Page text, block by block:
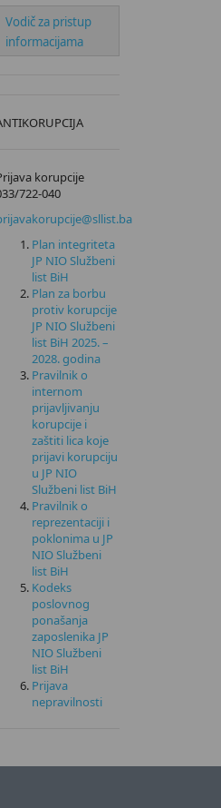
Vodič za pristup
informacijama
korupcije
722-040
Plan integriteta
JP NIO Službeni
list BiH
Plan za borbu
protiv korupcije
JP NIO Službeni
list BiH 2025. –
2028. godina
Pravilnik o
internom
prijavljivanju
korupcije i
zaštiti lica koje
prijavi korupciju
u JP NIO
Službeni list BiH
Pravilnik o
reprezentaciji i
poklonima u JP
NIO Službeni
list BiH
Kodeks
poslovnog
ponašanja
zaposlenika JP
NIO Službeni
list BiH
Prijava
nepravilnosti